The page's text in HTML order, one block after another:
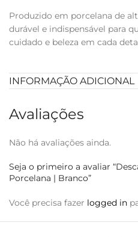
Produzido em porcelana de
durável e indispensável para
cuidado e beleza em cada
INFORMAÇÃO ADICIONAL
Avaliações
Não há avaliações ainda.
Seja o primeiro a avaliar
Porcelana | Branco”
Você precisa fazer logged in